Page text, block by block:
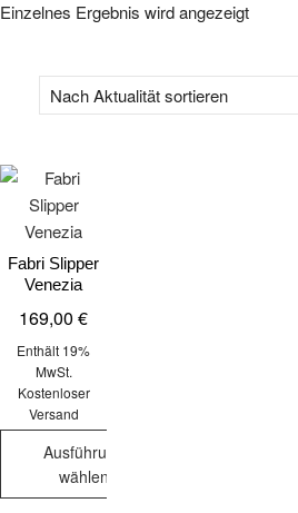
Einzelnes Ergebnis wird angezeigt
Fabri Slipper
Venezia
169,00€
Enthält 19%
MwSt.
Kostenloser
Versand
Ausführung
wählen